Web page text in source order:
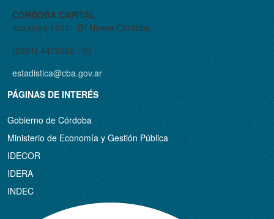
CÓRDOBA CAPITAL
Ituzaingó 1351 - B° Nueva Córdoba
(0351) 4476052 / 53
estadistica@cba.gov.ar
PÁGINAS DE INTERÉS
Gobierno de Córdoba
Ministerio de Economía y Gestión Pública
IDECOR
IDERA
INDEC